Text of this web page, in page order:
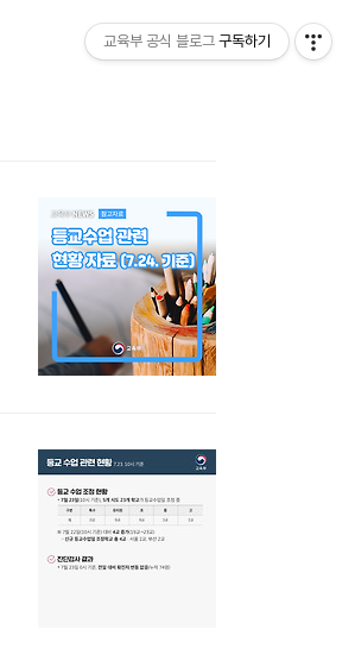
교육부 공식 블로그 구독하기